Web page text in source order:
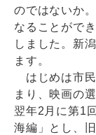
のではないか
なることがで
しました。新
ます。
はじめは市民
まり、映画の
翌年2月に第1
海編」とし、